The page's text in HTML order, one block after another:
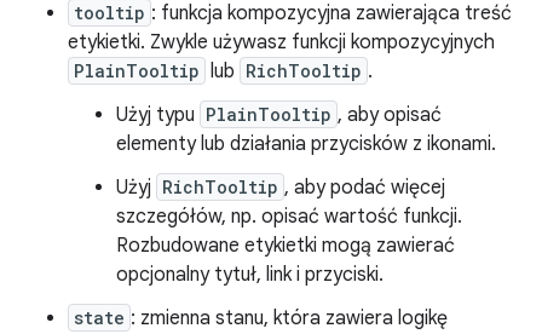
tooltip : funkcja kompozycyjna zawierająca treść
etykietki. Zwykle używasz funkcji kompozycyjnych
PlainTooltip lub RichTooltip .
Użyj typu PlainTooltip , aby opisać
elementy lub działania przycisków z ikonami.
Użyj RichTooltip , aby podać więcej
szczegółów, np. opisać wartość funkcji.
Rozbudowane etykietki mogą zawierać
opcjonalny tytuł, link i przyciski.
state : zmienna stanu, która zawiera logikę